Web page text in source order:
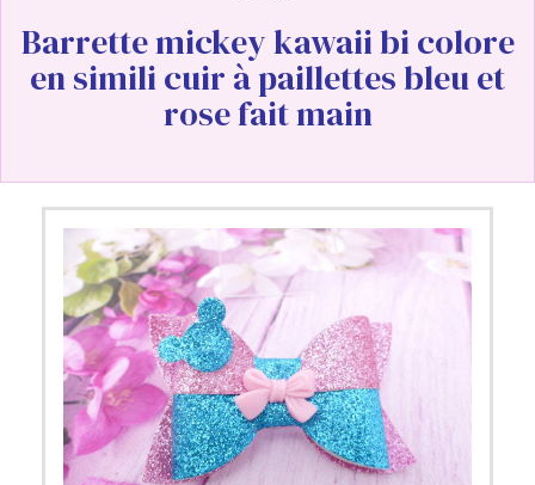
Barrette mickey kawaii bi colore
en simili cuir à paillettes bleu et
rose fait main